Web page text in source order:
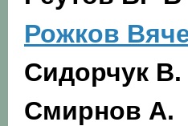
Рожков
Сидорчук В.
Смирнов А.